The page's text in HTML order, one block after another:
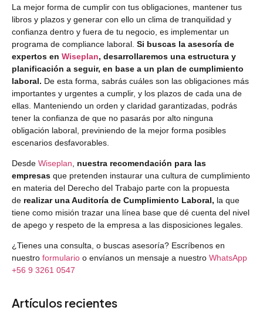
La mejor forma de cumplir con tus obligaciones, mantener tus
libros y plazos y generar con ello un clima de tranquilidad y
confianza dentro y fuera de tu negocio, es implementar un
programa de compliance laboral. Si buscas la asesoría de
expertos en Wiseplan, desarrollaremos una estructura y
planificación a seguir, en base a un plan de cumplimiento
laboral. De esta forma, sabrás cuáles son las obligaciones más
importantes y urgentes a cumplir, y los plazos de cada una de
ellas. Manteniendo un orden y claridad garantizadas, podrás
tener la confianza de que no pasarás por alto ninguna
obligación laboral, previniendo de la mejor forma posibles
escenarios desfavorables.
Desde Wiseplan
nuestra recomendación para las
empresas que pretenden instaurar una cultura de cumplimiento
en materia del Derecho del Trabajo parte con la propuesta
de realizar una Auditoría de Cumplimiento Laboral, la que
tiene como misión trazar una línea base que dé cuenta del nivel
de apego y respeto de la empresa a las disposiciones legales.
¿Tienes una consulta, o buscas asesoría? Escríbenos en
nuestro formulario o envíanos un mensaje a nuestro WhatsApp
+56 9 3261 0547
Artículos recientes